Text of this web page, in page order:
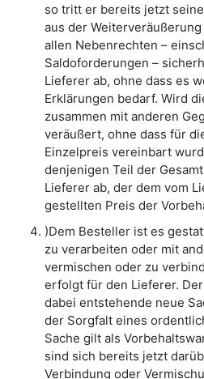
so tritt er bereits jetzt
aus der
allen Nebenrechten –
Saldoforderungen –
Lieferer ab, ohne dass es
Erklärungen bedarf. Wird
zusammen mit anderen
veräußert, ohne dass für
Einzelpreis vereinbart
denjenigen Teil der
Lieferer ab, der dem vom
gestellten Preis der
)Dem Besteller ist es
zu verarbeiten oder mit
vermischen oder zu
erfolgt für den Lieferer.
dabei entstehende neue
der Sorgfalt eines
Sache gilt als
sind sich bereits jetzt
Verbindung oder